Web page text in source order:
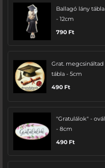
Ballagó lány tábla
- 12cm
790 Ft
Grat. megcsináltad
tábla - 5cm
490 Ft
"Gratulálok" - ovál
- 8cm
490 Ft